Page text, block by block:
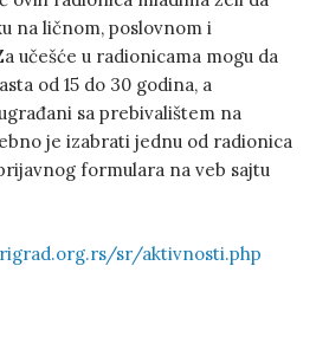
na ličnom, poslovnom i
učešće u radionicama mogu da
od 15 do 30 godina, a
sa prebivalištem na
je izabrati jednu od radionica
formulara na veb sajtu
sr/aktivnosti.php